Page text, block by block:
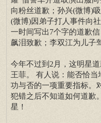
向粉丝道歉；孙兴(微博)
(微博)因弟子打人事件向
一时间写出7个字的道歉
飙泪致歉；李双江为儿
今年不过到2月，这明星
王菲。 有人说：能否恰
功与否的一项重要指标。
犯错之后不知道如何道歉
星！